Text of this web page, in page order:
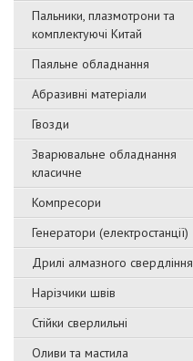
Пальники, плазмотрони та
комплектуючі Китай
Паяльне обладнання
Абразивні матеріали
Гвозди
Зварювальне обладнання
класичне
Компресори
Генератори (електростанції)
Дрилі алмазного свердління
Нарізчики швів
Стійки сверлильні
Оливи та мастила